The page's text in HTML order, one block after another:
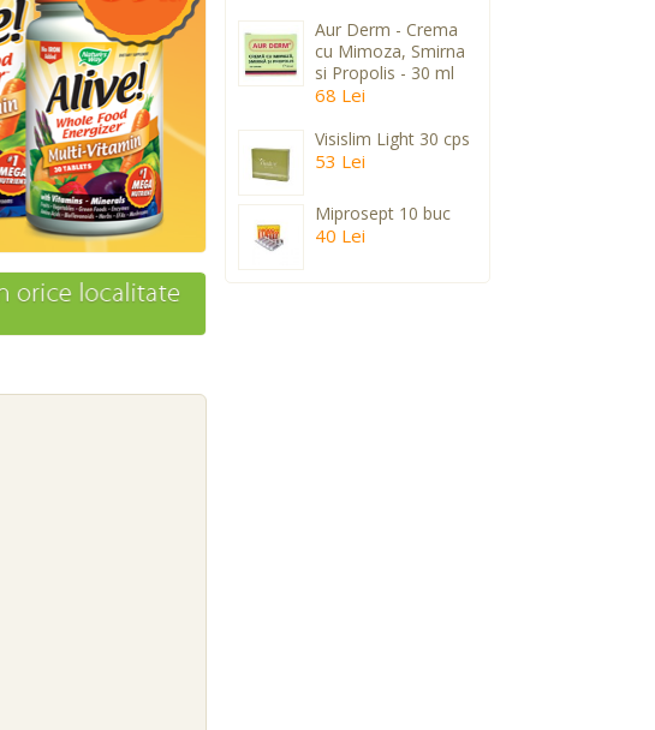
Aur Derm - Crema
cu Mimoza, Smirna
si Propolis - 30 ml
68 Lei
Visislim Light 30 cps
53 Lei
Miprosept 10 buc
40 Lei